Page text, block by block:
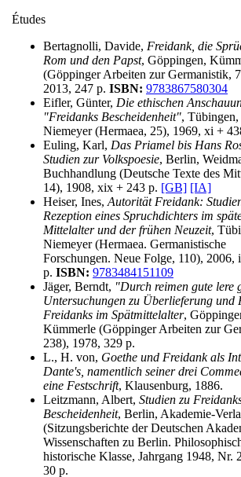
Études
Bertagnolli, Davide, Freidank, die
Rom und den Papst, Göppingen,
(Göppinger Arbeiten zur Germanistik,
2013, 247 p. ISBN: 9783867580304
Eifler, Günter, Die ethischen
"Freidanks Bescheidenheit", Tübingen,
Niemeyer (Hermaea, 25), 1969, xi +
Euling, Karl, Das Priamel bis Hans
Studien zur Volkspoesie, Berlin,
Buchhandlung (Deutsche Texte des
14), 1908, xix + 243 p. [GB] [IA]
Heiser, Ines, Autorität Freidank:
Rezeption eines Spruchdichters im
Mittelalter und der frühen Neuzeit,
Niemeyer (Hermaea. Germanistische
Forschungen. Neue Folge, 110), 2006,
p. ISBN: 9783484151109
Jäger, Berndt, "Durch reimen gute lere
Untersuchungen zu Überlieferung und
Freidanks im Spätmittelalter,
Kümmerle (Göppinger Arbeiten zur
238), 1978, 329 p.
L., H. von, Goethe und Freidank als
Dante's, namentlich seiner drei
eine Festschrift, Klausenburg, 1886.
Leitzmann, Albert, Studien zu
Bescheidenheit, Berlin, Akademie-
(Sitzungsberichte der Deutschen
Wissenschaften zu Berlin.
historische Klasse, Jahrgang 1948, Nr.
30 p.